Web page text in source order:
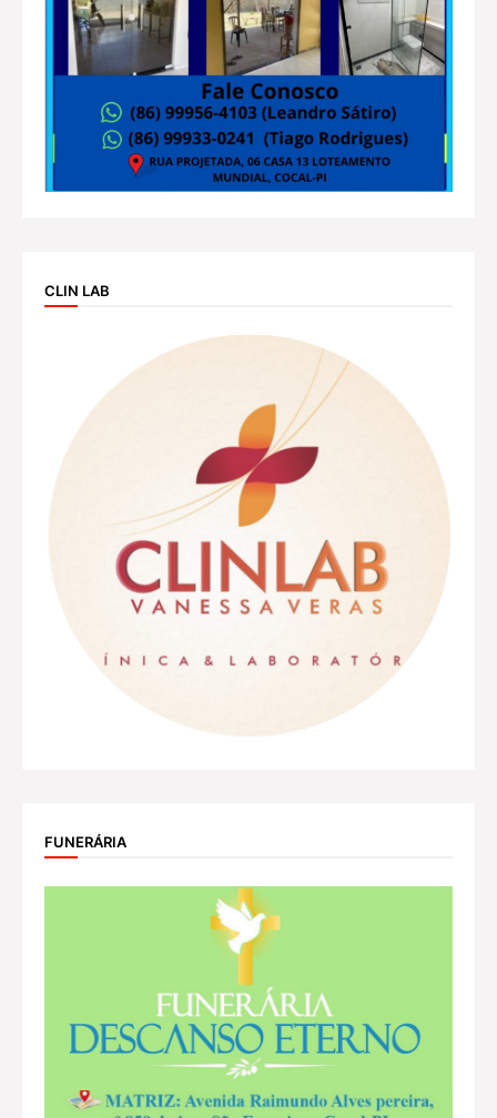
CLIN LAB
FUNERÁRIA